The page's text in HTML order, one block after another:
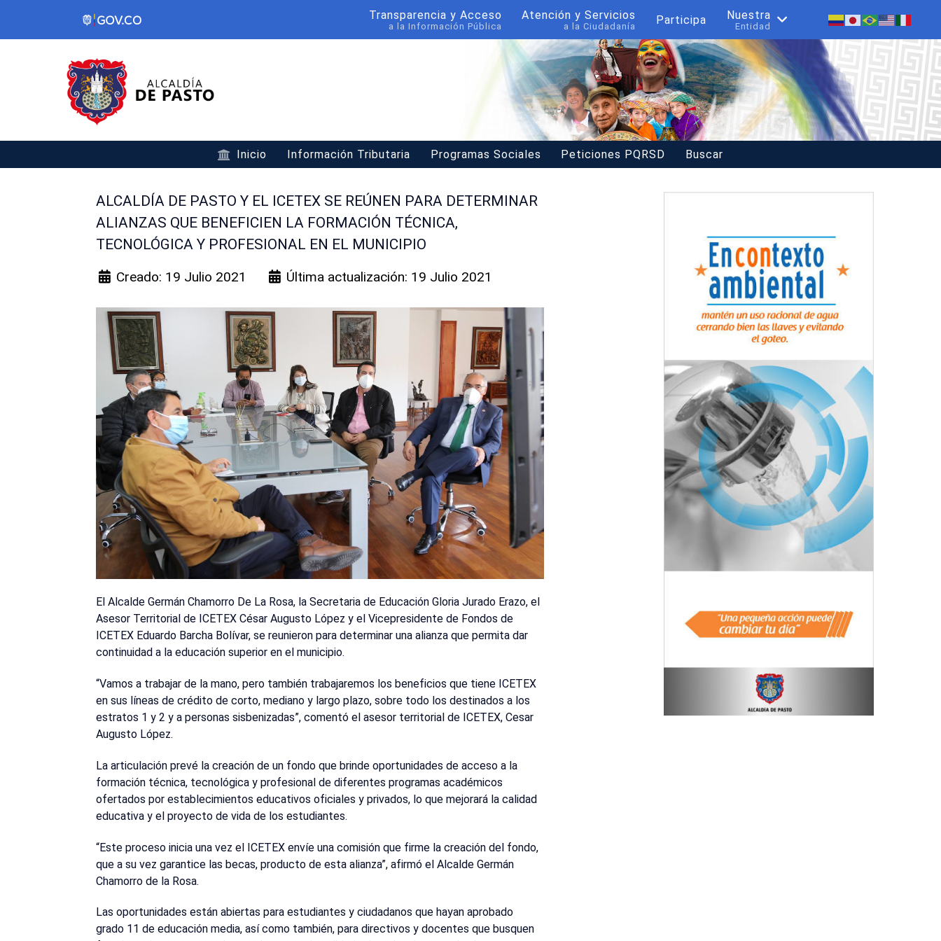
Transparencia y Acceso
a la Información Pública
Atención y Servicios
a la Ciudadanía Participa Nuestra
Entidad
Inicio Información Tributaria Programas Sociales Peticiones PQRSD Buscar
ALCALDÍA DE PASTO Y EL ICETEX SE REÚNEN PARA DETERMINAR
ALIANZAS QUE BENEFICIEN LA FORMACIÓN TÉCNICA,
TECNOLÓGICA Y PROFESIONAL EN EL MUNICIPIO
Creado: 19 Julio 2021 Última actualización: 19 Julio 2021
El Alcalde Germán Chamorro De La Rosa, la Secretaria de Educación Gloria Jurado Erazo, el
Asesor Territorial de ICETEX César Augusto López y el Vicepresidente de Fondos de
ICETEX Eduardo Barcha Bolívar, se reunieron para determinar una alianza que permita dar
continuidad a la educación superior en el municipio.
“Vamos a trabajar de la mano, pero también trabajaremos los beneficios que tiene ICETEX
en sus líneas de crédito de corto, mediano y largo plazo, sobre todo los destinados a los
estratos 1 y 2 y a personas sisbenizadas”, comentó el asesor territorial de ICETEX, Cesar
Augusto López.
La articulación prevé la creación de un fondo que brinde oportunidades de acceso a la
formación técnica, tecnológica y profesional de diferentes programas académicos
ofertados por establecimientos educativos oficiales y privados, lo que mejorará la calidad
educativa y el proyecto de vida de los estudiantes.
“Este proceso inicia una vez el ICETEX envíe una comisión que firme la creación del fondo,
que a su vez garantice las becas, producto de esta alianza”, afirmó el Alcalde Germán
Chamorro de la Rosa.
Las oportunidades están abiertas para estudiantes y ciudadanos que hayan aprobado
grado 11 de educación media, así como también, para directivos y docentes que busquen